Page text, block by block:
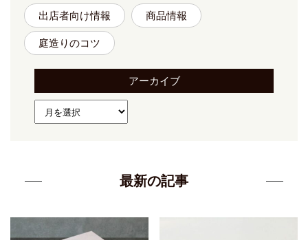
出店者向け情報 商品情報
庭造りのコツ
アーカイブ
最新の記事